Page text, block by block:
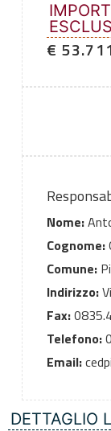
€
Nome:
Cognome:
Comune:
Indirizzo:
Fax:
Telefono:
Email:
DETTAGLIO